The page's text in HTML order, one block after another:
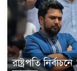
রাষ্ট্রপতি